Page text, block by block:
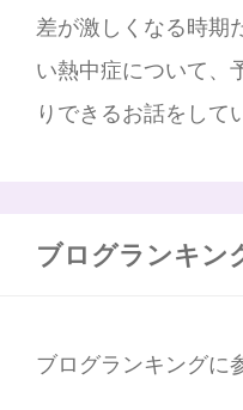
差が激しくなる時期
い熱中症について、
りできるお話をして
ブログランキン
ブログランキングに